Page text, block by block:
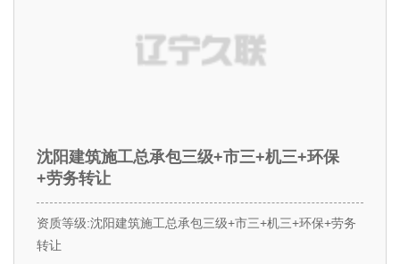
沈阳建筑施工总承包三级+市三+机三+环保
+劳务转让
资质等级:沈阳建筑施工总承包三级+市三+机三+环保+劳务
转让